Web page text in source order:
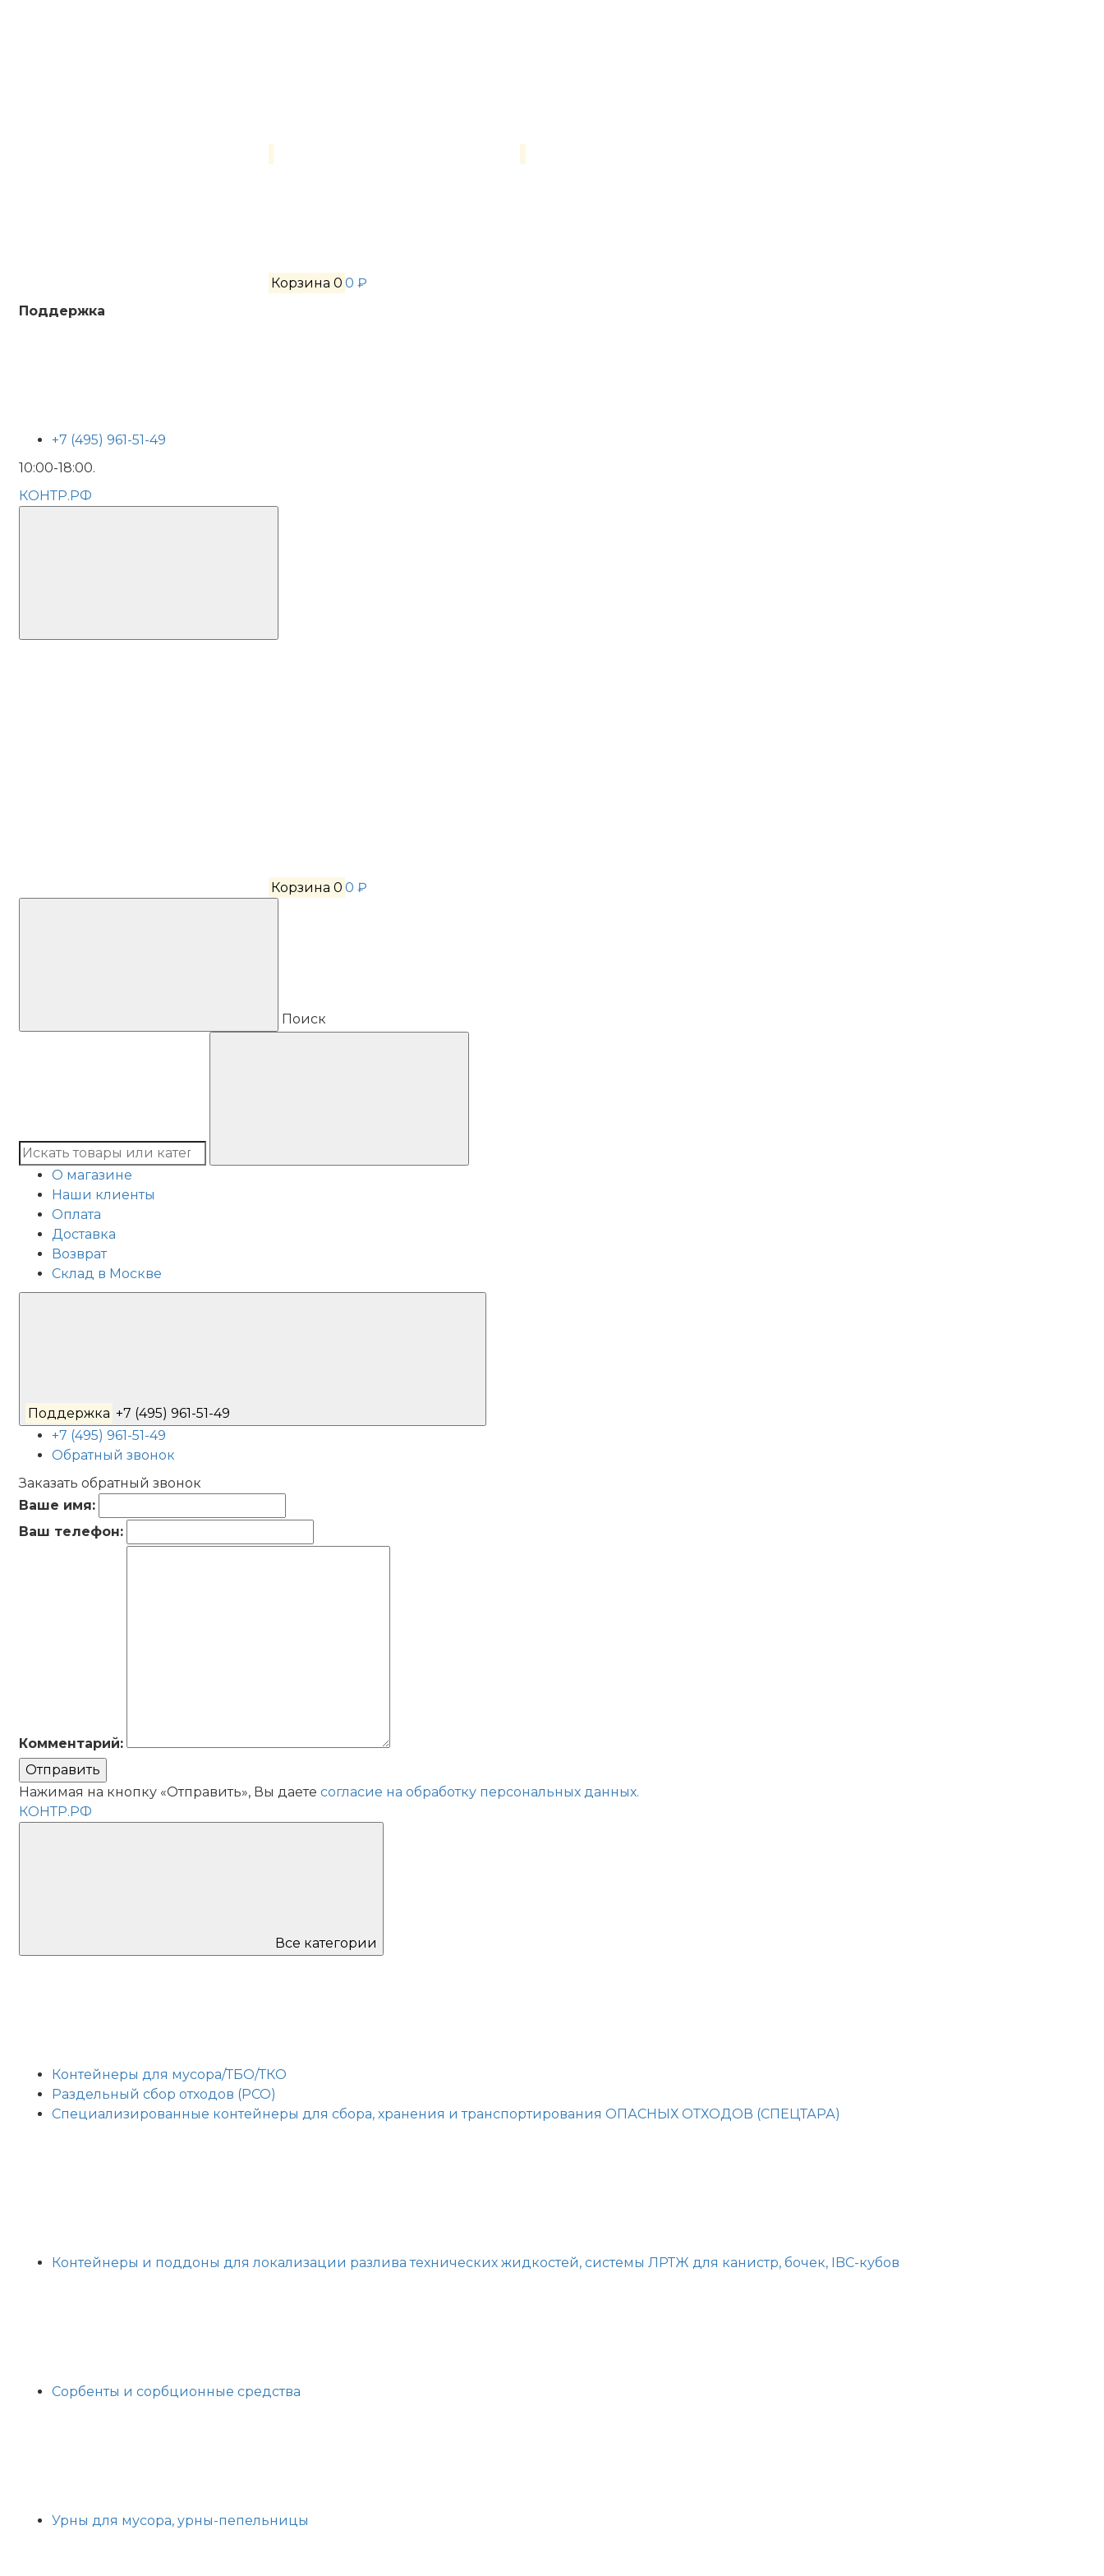
Корзина 0 0 ₽
Поддержка
+7 (495) 961-51-49
10:00-18:00.
КОНТР.РФ
Корзина 0 0 ₽
Поиск
О магазине
Наши клиенты
Оплата
Доставка
Возврат
Склад в Москве
Поддержка +7 (495) 961-51-49
+7 (495) 961-51-49
Обратный звонок
Заказать обратный звонок
Ваше имя:
Ваш телефон:
Комментарий:
Отправить
Нажимая на кнопку «Отправить», Вы даете согласие на обработку персональных данных.
КОНТР.РФ
Все категории
Контейнеры для мусора/ТБО/ТКО
Раздельный сбор отходов (РСО)
Специализированные контейнеры для сбора, хранения и транспортирования ОПАСНЫХ ОТХОДОВ (СПЕЦТАРА)
Контейнеры и поддоны для локализации разлива технических жидкостей, системы ЛРТЖ для канистр, бочек, IBC-кубов
Сорбенты и сорбционные средства
Урны для мусора, урны-пепельницы